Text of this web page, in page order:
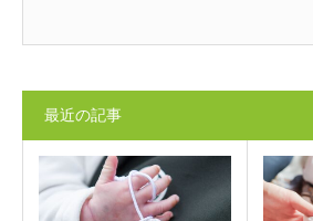
最近の記事